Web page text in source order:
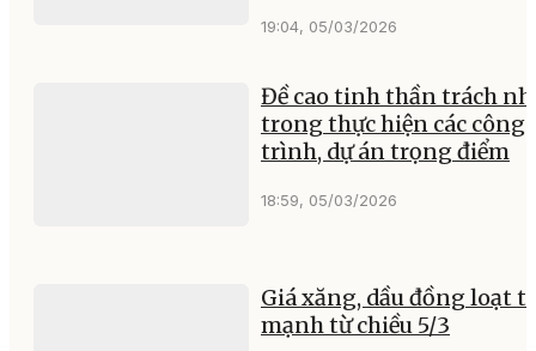
19:04, 05/03/2026
Đề cao tinh thần trách
trong thực hiện các công
trình, dự án trọng điểm
18:59, 05/03/2026
Giá xăng, dầu đồng loạt
mạnh từ chiều 5/3